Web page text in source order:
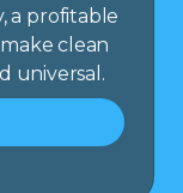
a profitable
clean
universal.